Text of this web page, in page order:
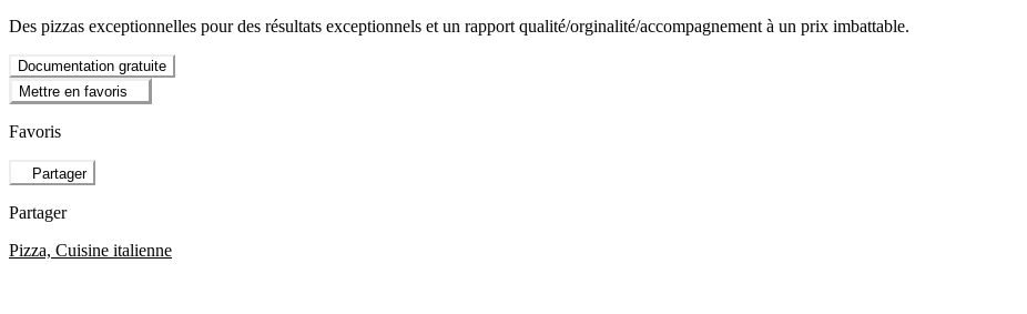
Des pizzas exceptionnelles pour des résultats exceptionnels et un rapport qualité/orginalité/accompagnement à un prix imbattable.
Documentation gratuite
Mettre en favoris
Favoris
Partager
Partager
Pizza, Cuisine italienne